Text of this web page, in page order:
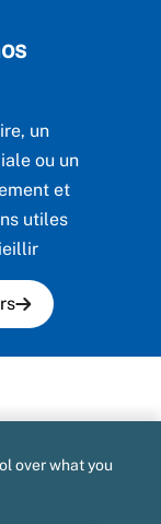
un
ou un
et
utiles
over what you